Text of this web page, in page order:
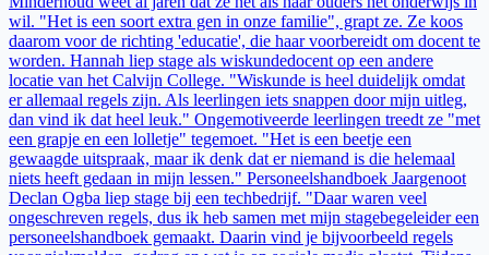
wil. "Het is een soort extra gen in onze familie", grapt ze. Ze koos
daarom voor de richting 'educatie', die haar voorbereidt om docent te
worden. Hannah liep stage als wiskundedocent op een andere
locatie van het Calvijn College. "Wiskunde is heel duidelijk omdat
er allemaal regels zijn. Als leerlingen iets snappen door mijn uitleg,
dan vind ik dat heel leuk." Ongemotiveerde leerlingen treedt ze "met
een grapje en een lolletje" tegemoet. "Het is een beetje een
gewaagde uitspraak, maar ik denk dat er niemand is die helemaal
niets heeft gedaan in mijn lessen." Personeelshandboek Jaargenoot
Declan Ogba liep stage bij een techbedrijf. "Daar waren veel
ongeschreven regels, dus ik heb samen met mijn stagebegeleider een
personeelshandboek gemaakt. Daarin vind je bijvoorbeeld regels